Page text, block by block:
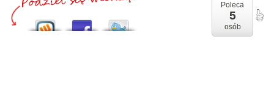
Poleca
5
osób